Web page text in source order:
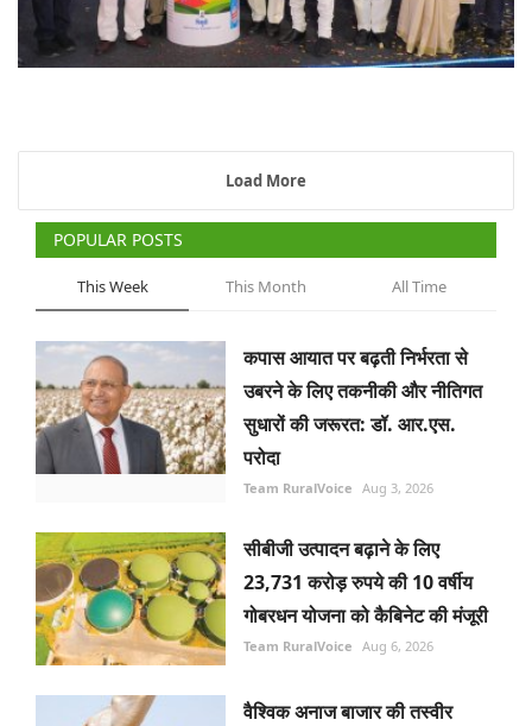
Load More
POPULAR POSTS
This Week This Month All Time
कपास आयात पर बढ़ती निर्भरता से
उबरने के लिए तकनीकी और नीतिगत
सुधारों की जरूरत: डॉ. आर.एस.
परोदा
Team RuralVoice Aug 3, 2026
सीबीजी उत्पादन बढ़ाने के लिए
23,731 करोड़ रुपये की 10 वर्षीय
गोबरधन योजना को कैबिनेट की मंजूरी
Team RuralVoice Aug 6, 2026
वैश्विक अनाज बाजार की तस्वीर